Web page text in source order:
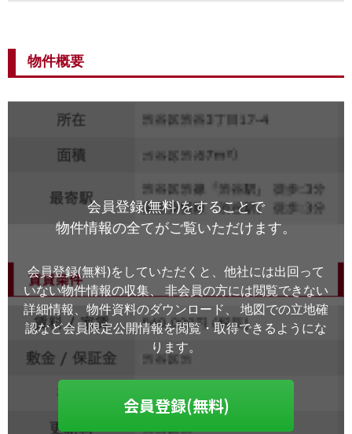
物件概要
会員登録(無料)をすることで
物件情報の全てがご覧いただけます。
会員登録(無料)をしていただくと、他社には出回って
いない物件情報の収集、
非会員の方には閲覧できない
詳細情報、物件資料のダウンロード、
地図での立地確
認など会員限定公開情報を閲覧・取得できるようにな
ります。
会員登録(無料)